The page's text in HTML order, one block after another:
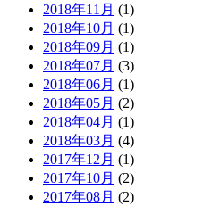
2018年11月 (1)
2018年10月 (1)
2018年09月 (1)
2018年07月 (3)
2018年06月 (1)
2018年05月 (2)
2018年04月 (1)
2018年03月 (4)
2017年12月 (1)
2017年10月 (2)
2017年08月 (2)